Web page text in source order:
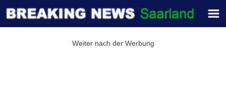
Weiter nach der Werbung